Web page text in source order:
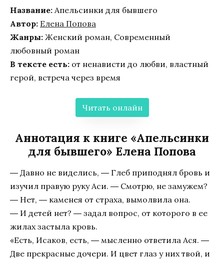
Название: Апельсинки для бывшего
Автор: Елена Попова
Жанры: Женский роман, Современный
любовный роман
В тексте есть: от ненависти до любви, властный
герой, встреча через время
Читать онлайн
Аннотация к книге «Апельсинки
для бывшего» Елена Попова
― Давно не виделись, ― Глеб приподнял бровь и
изучил правую руку Аси. ― Смотрю, не замужем?
― Нет, ― каменея от страха, вымолвила она.
― И детей нет? ― задал вопрос, от которого в ее
жилах застыла кровь.
«Есть, Исаков, есть, ― мысленно ответила Ася. ―
Две прекрасные дочери. И цвет глаз у них твой, и